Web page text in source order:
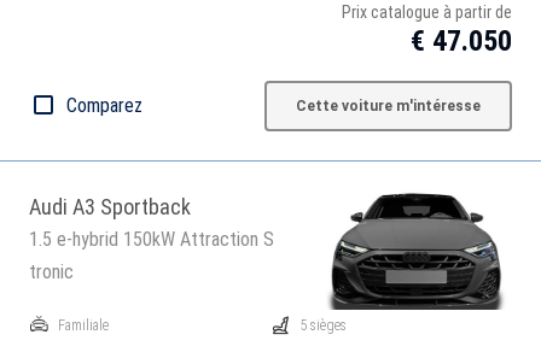
Prix catalogue à partir de
€ 47.050
Comparez Cette voiture m'intéresse
Audi A3 Sportback
1.5 e-hybrid 150kW Attraction S
tronic
Familiale 5 sièges